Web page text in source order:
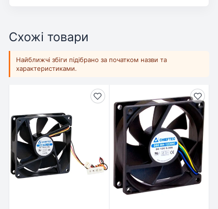
Схожі товари
Найближчі збіги підібрано за початком назви та
характеристиками.